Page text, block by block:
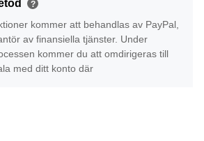
?
kommer att behandlas av PayPal,
av finansiella tjänster. Under
kommer du att omdirigeras till
med ditt konto där